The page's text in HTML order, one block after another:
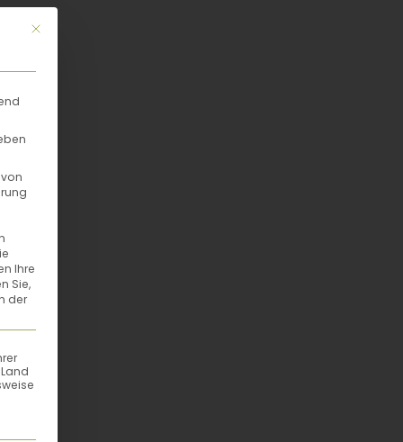
Mit diesem Button wird der Dialog geschlossen. Seine
Ihre
Sie,
der